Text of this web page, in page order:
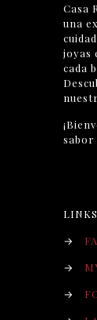
Casa
una
joyas
cada
sabor
LINKS
→
→
→